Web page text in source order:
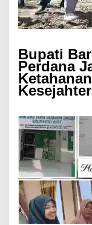
Bupati
Perdana